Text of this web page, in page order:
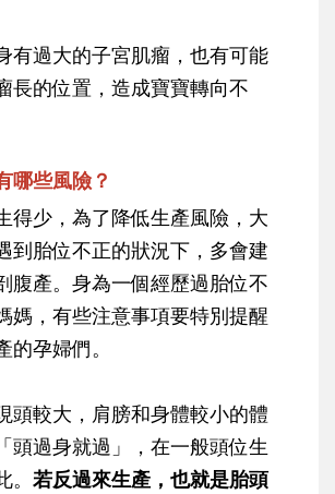
有過大的子宮肌瘤，也有可能
長的位置，造成寶寶轉向不
哪些風險？
得少，為了降低生產風險，大
到胎位不正的狀況下，多會建
腹產。身為一個經歷過胎位不
媽，有些注意事項要特別提醒
孕婦們。
頭較大，肩膀和身體較小的體
頭過身就過」，在一般頭位生
若反過來生產，也就是胎頭